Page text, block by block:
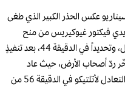
عكس الحذر الكبير الذي طغى
فيكتور غيوكيريس من منح
التقدّم للفريق اللندني قبل نهاية الشوط الأول، وتحديداً في الدقيقة 44، بعد تنفيذٍ
ردّ أصحاب الأرض، حيث عاد
المهاجم الأرجنتيني خوليان ألفاريس ليمنح التعادل لأتلتيكو في الدقيقة 56 من